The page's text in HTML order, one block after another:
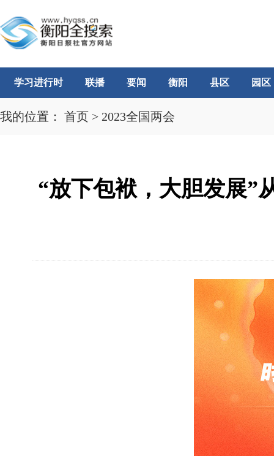
学习进行时 联播 要闻 衡阳 县区 园区
我的位置： 首页 > 2023全国两会
“放下包袱，大胆发展”